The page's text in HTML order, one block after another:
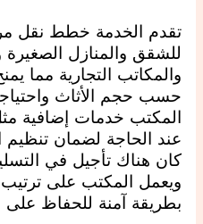
تقدم الخدمة خطط نقل
للشقق والمنازل الصغيرة
والمكاتب التجارية مما
حسب حجم الأثاث
المكتب خدمات إضافية
عند الحاجة لضمان
كان هناك تأجيل في
ويعمل المكتب على
بطريقة آمنة للحفاظ على